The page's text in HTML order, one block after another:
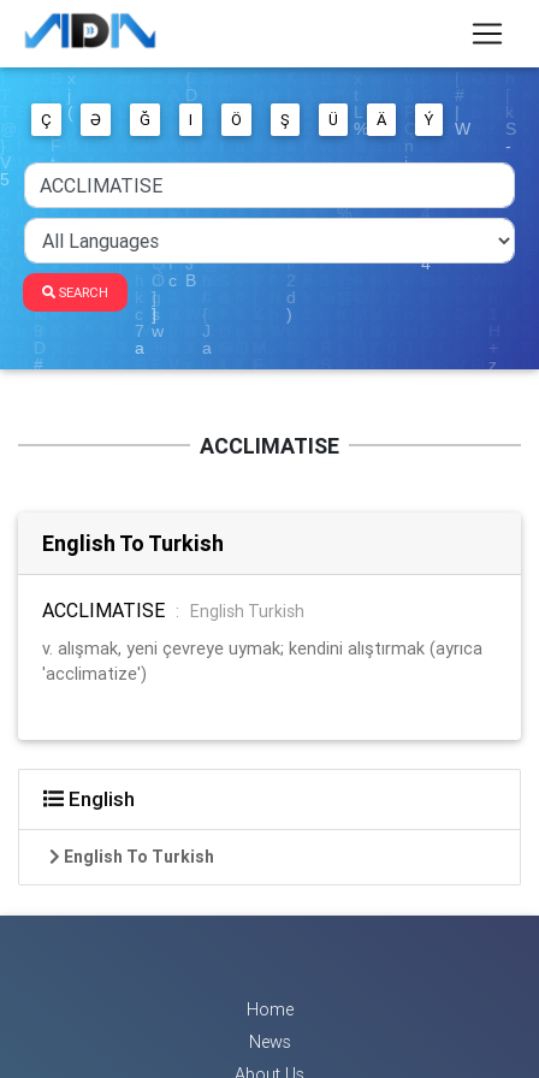
Ç Ə Ğ I Ö Ş Ü Ä Ý
SEARCH
ACCLIMATISE
English To Turkish
ACCLIMATISE :
English Turkish
v. alışmak, yeni çevreye uymak; kendini alıştırmak (ayrıca
'acclimatize')
English
English To Turkish
Home
News